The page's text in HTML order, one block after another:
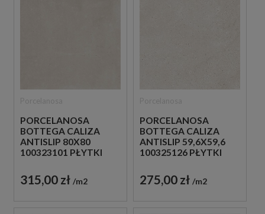
PORCELANOSA
BOTTEGA CALIZA
ANTISLIP 80X80
100323101 PŁYTKI
GRESOWE
315,00 zł m2
PORCELANOSA
BOTTEGA CALIZA
ANTISLIP 59,6X59,6
100325126 PŁYTKI
GRESOWE
275,00 zł m2